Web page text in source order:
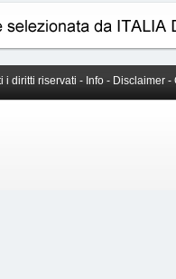
i diritti riservati - Info - Disclaimer -